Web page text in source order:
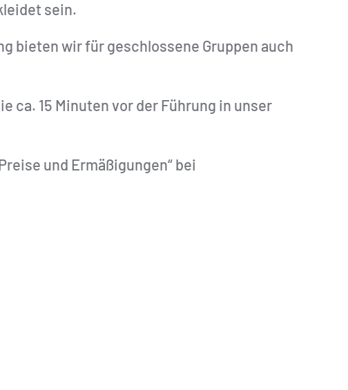
sein.
bieten wir für geschlossene Gruppen auch
ca. 15 Minuten vor der Führung in unser
und Ermäßigungen“ bei